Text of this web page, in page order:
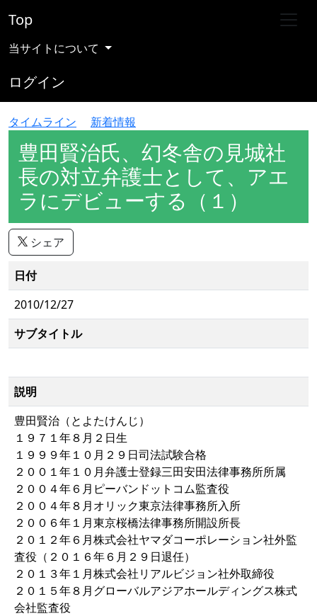
Top
当サイトについて
ログイン
タイムライン 新着情報
豊田賢治氏、幻冬舎の見城社
長の対立弁護士として、アエ
ラにデビューする（１）
シェア
日付
2010/12/27
サブタイトル
説明
豊田賢治（とよたけんじ）
１９７１年８月２日生
１９９９年１０月２９日司法試験合格
２００１年１０月弁護士登録三田安田法律事務所所属
２００４年６月ピ​ー​バ​ン​ド​ッ​ト​コ​ム​監査役
２００４年８月オリック東京法律事務所入所
２００６年１月東京桜橋法律事務所開設所長
２０１２年６月株式会社ヤマダコーポレーション社外監
査役（２０１６年６月２９日退任）
２０１３年１月株式会社リアルビジョン社外取締役
２０１５年８月グローバルアジアホールディングス株式
会社監査役